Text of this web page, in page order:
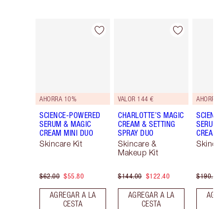
Artículo 1 de 40
AHORRA 10%
SCIENCE-POWERED
SERUM & MAGIC
CREAM MINI DUO
Skincare Kit
$62.00 $55.80
AGREGAR A LA
CESTA
Artículo 2 de 40
VALOR 144 €
CHARLOTTE’S MAGIC
CREAM & SETTING
SPRAY DUO
Skincare &
Makeup Kit
$144.00 $122.40
AGREGAR A LA
CESTA
CREAM
$190.00